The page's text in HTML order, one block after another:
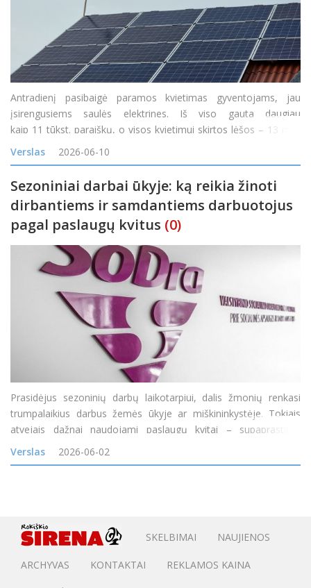
Antradienį pasibaigė paramos kvietimas gyventojams, jau
įsirengusiems saulės elektrines. Iš viso gauta daugiau
kaip 11 tūkst. paraiškų, o visos kvietimui skirtos lėšos – 13 mln.
eurų – rezervuotos per pirmąją dieną, pranešė Aplinkos projekt
Verslas 2026-06-10
Sezoniniai darbai ūkyje: ką reikia žinoti
dirbantiems ir samdantiems darbuotojus
pagal paslaugų kvitus (0)
Prasidėjus sezoninių darbų laikotarpiui, dalis žmonių renkasi
trumpalaikius darbus žemės ūkyje ar miškininkystėje. Tokiais
atvejais dažnai naudojami paslaugų kvitai – supaprastinta
atsiskaitymo forma, taikoma laikiniems, vienkartiniams
darbams, kuriems nereikia specialios kvalifikacijos
Verslas 2026-06-02
SKELBIMAI NAUJIENOS
ARCHYVAS KONTAKTAI REKLAMOS KAINA